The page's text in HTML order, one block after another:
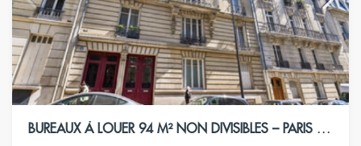
BUREAUX À LOUER 94 M² NON DIVISIBLES – PARIS 16ÈME